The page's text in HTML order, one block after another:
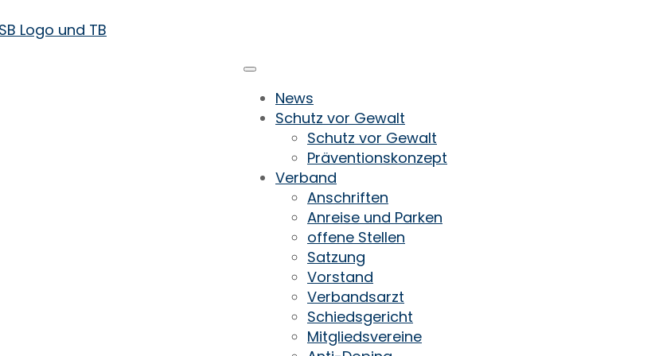
News
Schutz vor Gewalt
Schutz vor Gewalt
Präventionskonzept
Verband
Anschriften
Anreise und Parken
offene Stellen
Satzung
Vorstand
Verbandsarzt
Schiedsgericht
Mitgliedsvereine